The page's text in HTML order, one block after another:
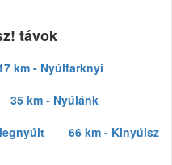
távok
km - Nyúlfarknyi
35 km - Nyúlánk
66 km - Kinyúlsz